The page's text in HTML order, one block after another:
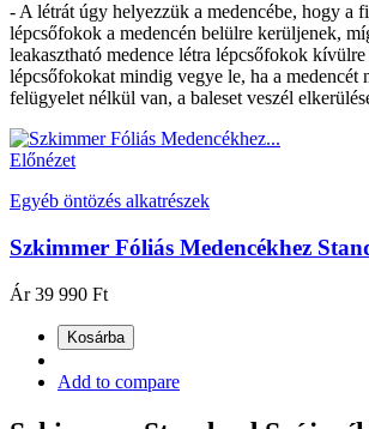
- A létrát úgy helyezzük a medencébe, hogy a
lépcsőfokok a medencén belülre kerüljenek,
leakasztható medence létra lépcsőfokok
lépcsőfokokat mindig vegye le, ha a medencét
felügyelet nélkül van, a baleset veszél
Előnézet
Egyéb öntözés alkatrészek
Szkimmer Fóliás Medencékhez
Ár 39 990 Ft
Kosárba
Add to compare